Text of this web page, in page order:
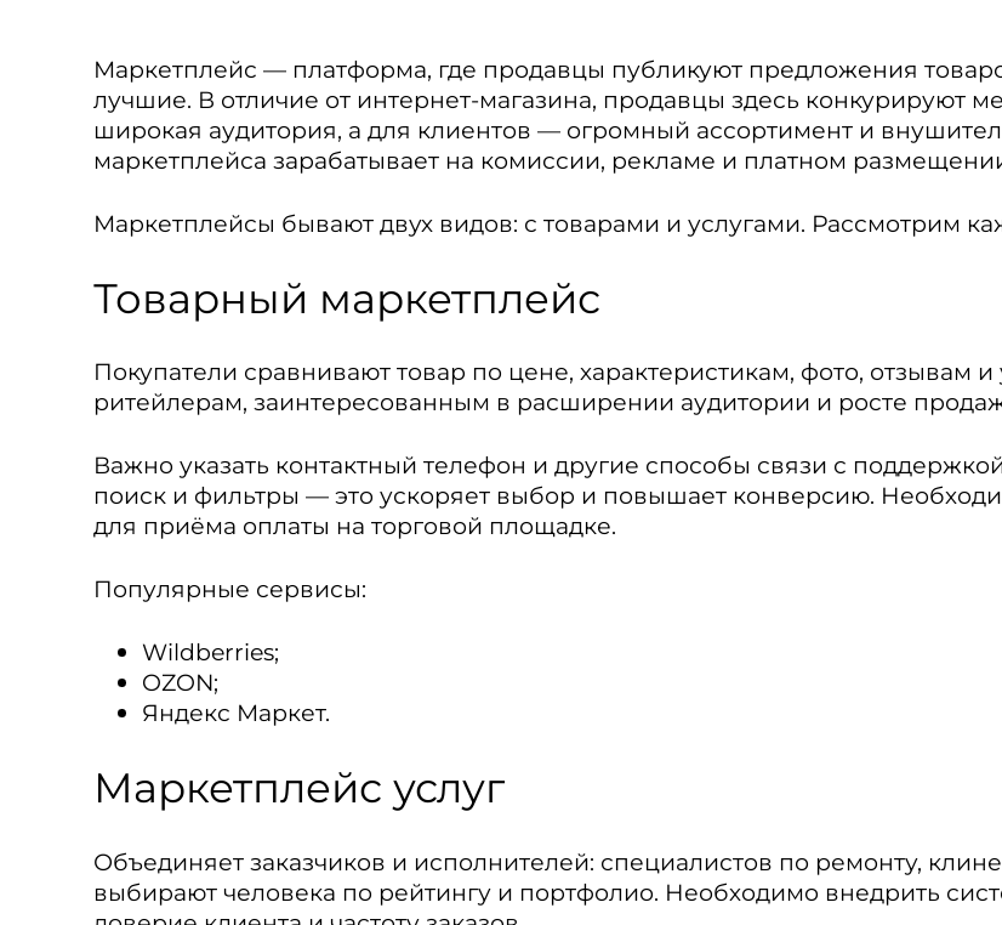
Маркетплейс — платформа, где продавцы публикуют предложения
лучшие. В отличие от интернет-магазина, продавцы здесь конкурируют
широкая аудитория, а для клиентов — огромный ассортимент и
маркетплейса зарабатывает на комиссии, рекламе и платном
Маркетплейсы бывают двух видов: с товарами и услугами. Рассмотрим
Товарный маркетплейс
Покупатели сравнивают товар по цене, характеристикам, фото, отзывам
ритейлерам, заинтересованным в расширении аудитории и росте
Важно указать контактный телефон и другие способы связи с
поиск и фильтры — это ускоряет выбор и повышает конверсию.
для приёма оплаты на торговой площадке.
Популярные сервисы:
Wildberries;
OZON;
Яндекс Маркет.
Маркетплейс услуг
Объединяет заказчиков и исполнителей: специалистов по ремонту,
выбирают человека по рейтингу и портфолио. Необходимо внедрить